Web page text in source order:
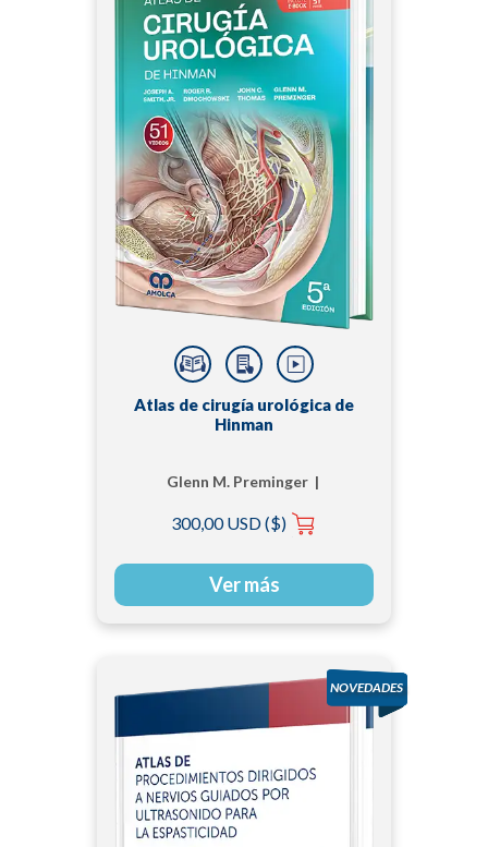
Atlas de cirugía urológica de
Hinman
Glenn M. Preminger |
Joseph A. Smith, Jr |
300,00 USD ($)
Ver más